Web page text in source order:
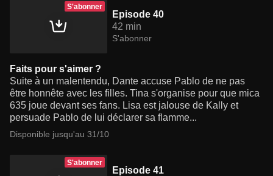
S'abonner
Episode 40
42 min
S'abonner
Faits pour s'aimer ?
Suite à un malentendu, Dante accuse Pablo de ne pas
être honnête avec les filles. Tina s'organise pour que mica
635 joue devant ses fans. Lisa est jalouse de Kally et
persuade Pablo de lui déclarer sa flamme...
Disponible jusqu'au 31/10
S'abonner
Episode 41